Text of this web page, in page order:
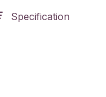
Specification